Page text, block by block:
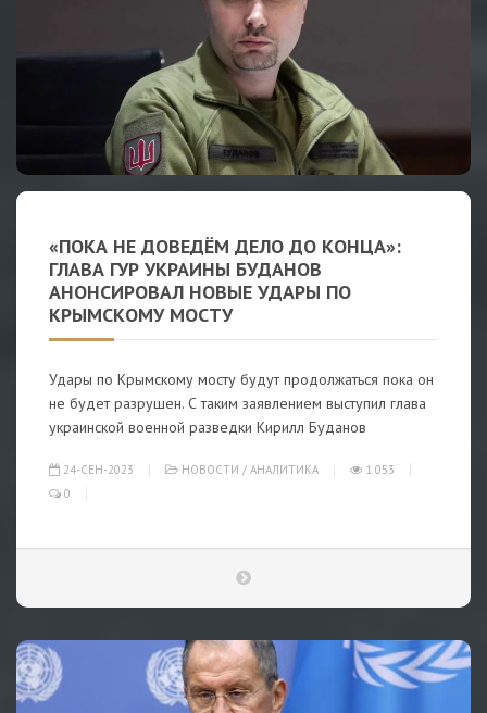
«ПОКА НЕ ДОВЕДЁМ ДЕЛО ДО КОНЦА»:
ГЛАВА ГУР УКРАИНЫ БУДАНОВ
АНОНСИРОВАЛ НОВЫЕ УДАРЫ ПО
КРЫМСКОМУ МОСТУ
Удары по Крымскому мосту будут продолжаться пока он
не будет разрушен. С таким заявлением выступил глава
украинской военной разведки Кирилл Буданов
24-СЕН-2023 НОВОСТИ / АНАЛИТИКА
1 053
0